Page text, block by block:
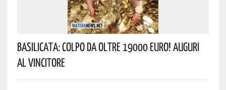
Basilicata: Colpo Da Oltre 19000 Euro! Auguri
Al Vincitore